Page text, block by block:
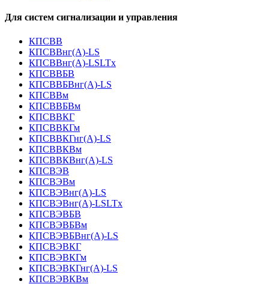
Для систем сигнализации и управления
КПСВВ
КПСВВнг(А)-LS
КПСВВнг(А)-LSLTx
КПСВВБВ
КПСВВБВнг(А)-LS
КПСВВм
КПСВВБВм
КПСВВКГ
КПСВВКГм
КПСВВКГнг(А)-LS
КПСВВКВм
КПСВВКВнг(А)-LS
КПСВЭВ
КПСВЭВм
КПСВЭВнг(А)-LS
КПСВЭВнг(А)-LSLTx
КПСВЭВБВ
КПСВЭВБВм
КПСВЭВБВнг(А)-LS
КПСВЭВКГ
КПСВЭВКГм
КПСВЭВКГнг(А)-LS
КПСВЭВКВм